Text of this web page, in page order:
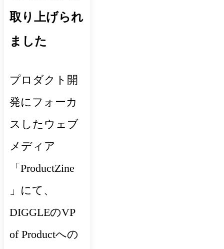
取り上げられ
ました
プロダクト開
発にフォーカ
スしたウェブ
メディア
「ProductZine
」にて、
DIGGLEのVP
of Productへの